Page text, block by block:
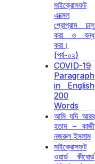
মাইক্রোসফট
এক্সেল
প্রোগ্রাম চালু
করা ও বন্ধ
করা।
(পর্ব-০২)
COVID-19
Paragraph
in English
200
Words
আমি যদি আরব
হতাম – কাজী
নজরুল ইসলাম
মাইক্রোসফট
ওয়ার্ড কীবোর্ড